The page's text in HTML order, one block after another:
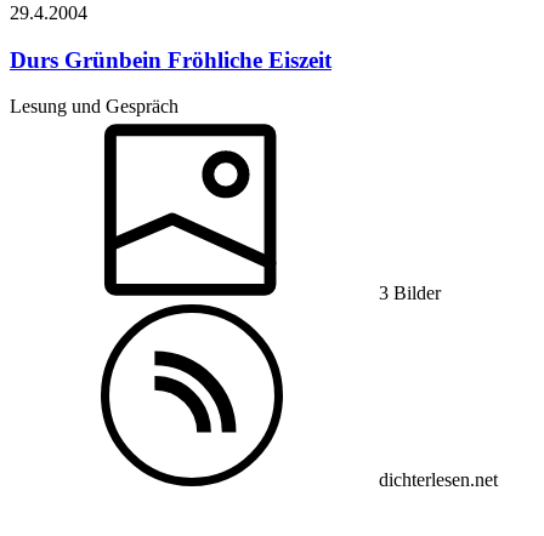
29.4.2004
Durs Grünbein Fröhliche Eiszeit
Lesung und Gespräch
3 Bilder
dichterlesen.net